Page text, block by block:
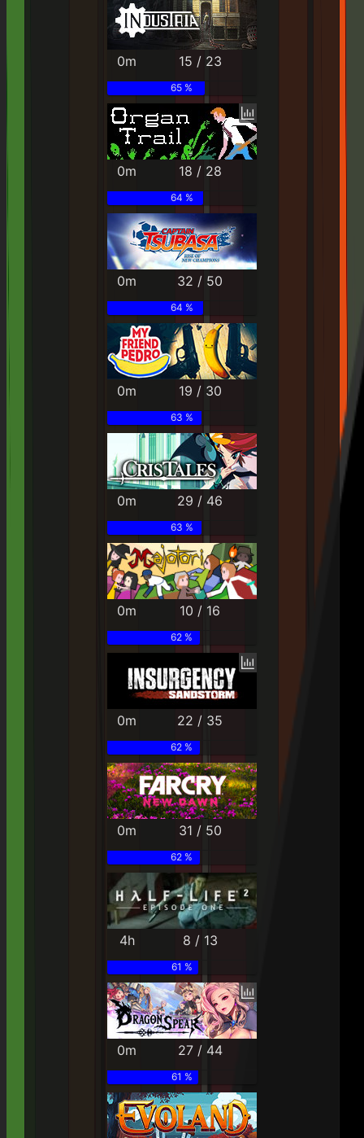
0m 15 / 23
65 %
0m 18 / 28
64 %
0m 32 / 50
64 %
0m 19 / 30
63 %
0m 29 / 46
63 %
0m 10 / 16
62 %
0m 22 / 35
62 %
0m 31 / 50
62 %
4h 8 / 13
61 %
0m 27 / 44
61 %